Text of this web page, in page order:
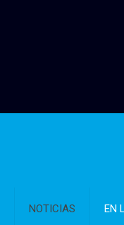
NOTICIAS EN